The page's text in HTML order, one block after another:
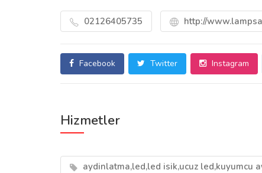
02126405735 http://
Facebook Twitter Instagram
Hizmetler
aydinlatma,led,led isik,ucuz led,kuyumcu